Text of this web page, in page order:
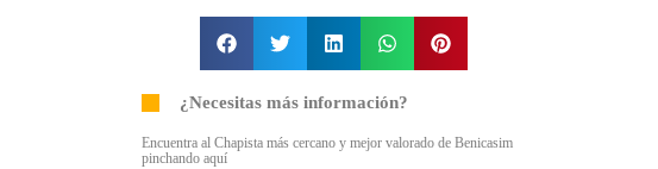
¿Necesitas más información?
Encuentra al Chapista más cercano y mejor valorado de Benicasim
pinchando aquí